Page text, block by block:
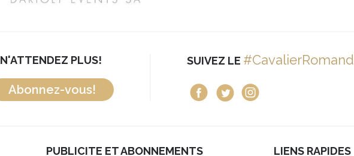
N'ATTENDEZ PLUS!
Abonnez-vous!
SUIVEZ LE #CavalierRomand
PUBLICITE ET ABONNEMENTS LIENS RAPIDES